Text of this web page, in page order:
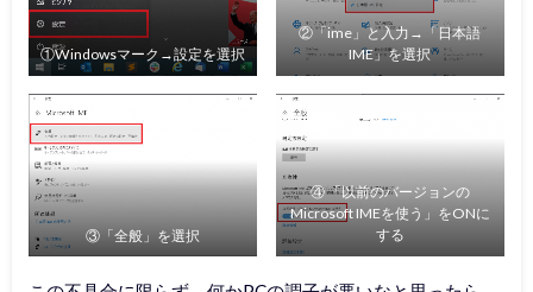
①Windowsマーク→設定を選択
②「ime」と入力→「日本語
IME」を選択
③「全般」を選択
④ 「以前のバージョンの
Microsoft IMEを使う」をONに
する